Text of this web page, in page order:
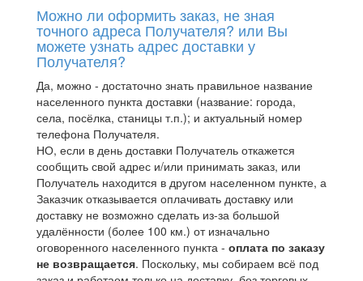
Можно ли оформить заказ, не зная
точного адреса Получателя? или Вы
можете узнать адрес доставки у
Получателя?
Да, можно - достаточно знать правильное название
населенного пункта доставки (название: города,
села, посёлка, станицы т.п.); и актуальный номер
телефона Получателя.
НО, если в день доставки Получатель откажется
сообщить свой адрес и/или принимать заказ, или
Получатель находится в другом населенном пункте, а
Заказчик отказывается оплачивать доставку или
доставку не возможно сделать из-за большой
удалённости (более 100 км.) от изначально
оговоренного населенного пункта - оплата по заказу
не возвращается. Поскольку, мы собираем всё под